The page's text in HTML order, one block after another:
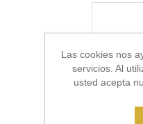
Las cookies nos
servicios. Al
usted acepta